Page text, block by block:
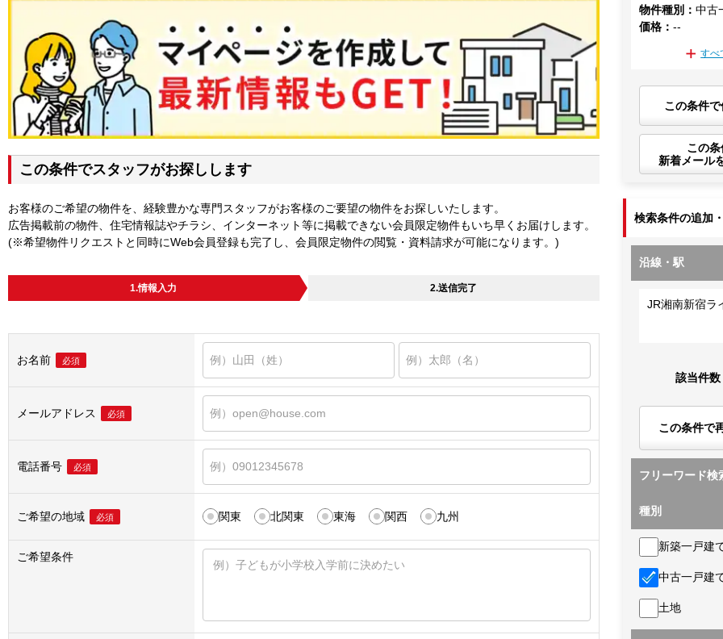
この条件でスタッフがお探しします
お客様のご希望の物件を、経験豊かな専門スタッフがお客様のご要望の物件をお探しいたします。
広告掲載前の物件、住宅情報誌やチラシ、インターネット等に掲載できない会員限定物件もいち早くお届けします。
(※希望物件リクエストと同時にWeb会員登録も完了し、会員限定物件の閲覧・資料請求が可能になります。)
1.情報入力 2.送信完了
お名前 必須
メールアドレス 必須
電話番号 必須
ご希望の地域 必須 関東 北関東 東海 関西 九州
ご希望条件
物件種別 ：中古
価格 ：--
すべ
この条件
この
新着メール
検索条件の追加
沿線・駅
JR湘南新宿ラ
該当件数
この条件で
フリーワード検
種別
新築一戸建
中古一戸建
土地